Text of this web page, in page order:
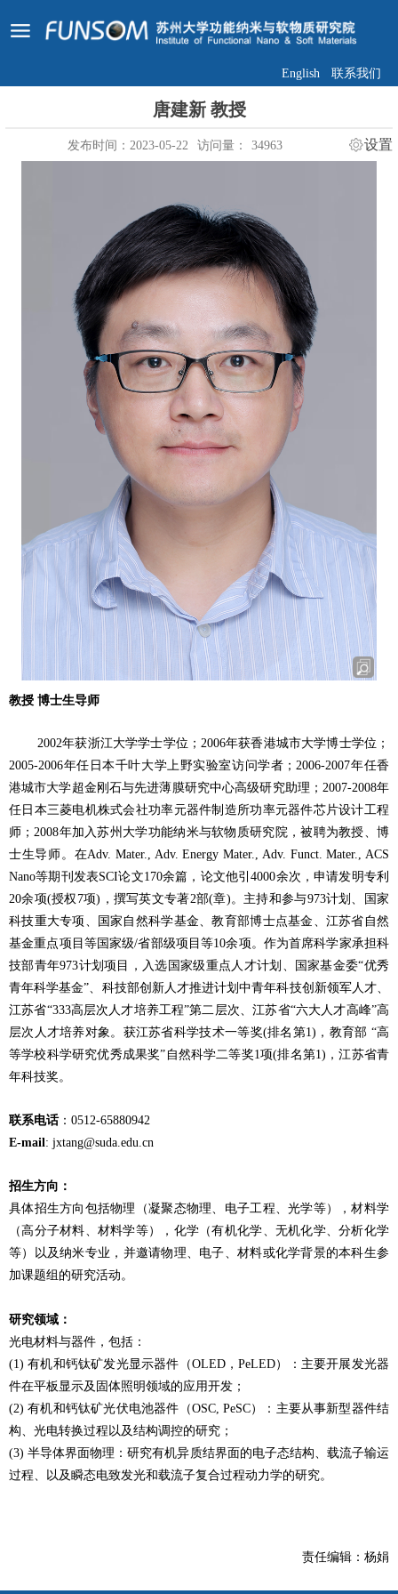
联系我们
English
唐建新 教授
发布时间：2023-05-22 访问量： 34963 设置
教授 博士生导师
2002年获浙江大学学士学位； 2006年获香港城市大学博士学位；
2005-2006年任日本千叶大学上野实验室访问学者；2006-2007年任香
港城市大学超金 刚 石与先进薄膜研究中心高级研究助理； 2007-2008年
任日本三菱电机株式会社功率元器件制造所功率元器件芯片设计工程
师 ；2008年加入苏州大学功能纳米与软物 质研究院，被聘为教授、博
士生导师 。在Adv. Mater., Adv. Energy Mater., Adv. Funct. Mater., ACS
Nano等期刊 发表SCI论文170余篇，论文他引4000余次，申请发明专利
20余项(授权 7项) ，撰写英文专著2部(章)。主持和参与973计划、国家
科技重大专项 、国家自然科学基金、教育部博士点基金、江苏省自然
基金重点项目等国家级/省部级项目等10余项。 作为首席科学家承担科
技部青年973计划项目，入选国家级重点人才计划 、国家基金委“优秀
青年科学基金”、科技部创新人才推进计划中青年科技创新领军人才、
江苏省“333高层次人才培养工程”第二层次、江苏省“六大人才高峰”高
层次人才培养对象。获江苏省科学技术一等奖(排名第1) ，教育部 “高
等学校科学研究优秀成果奖”自然科学二等奖1项(排名第1) ，江苏省青
年科技奖。
联系电话： 0512-65880942
E-mail: jxtang@suda.edu.cn
招生方向：
具体招生方向包括物理（凝聚态物理、 电子工程、光学等），材料学
（高分子材料、材料学等），化学（有机化学、无机化学、分析化学
等）以及纳米专业 ，并邀请物理、 电子、材料或化学背景的本科生参
加课题组 的研究活动。
研究领域：
光电材料与器件，包括：
(1)有机和钙钛矿发光显示器件（OLED，PeLED）：主要开展发光器
件在平板 显示及固体照明领域的应用开发 ；
(2)有机和钙钛矿光伏电池器件（OSC, PeSC）：主要从事新型器件结
构、光电转换过程以及结构调控的研究；
(3)半导体界面物理：研究有机异质结界面的电子态结构、载流子输运
过程、以及瞬态电致发光和载流子复合过程动力学的研究。
责任编辑： 杨娟